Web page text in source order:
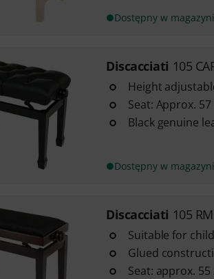
Dostępny w
Discacciati 105
Height
Seat: Approx. 57
Black genuine
Dostępny w
Discacciati 105 RM
Suitable for
Glued
Seat: approx. 55